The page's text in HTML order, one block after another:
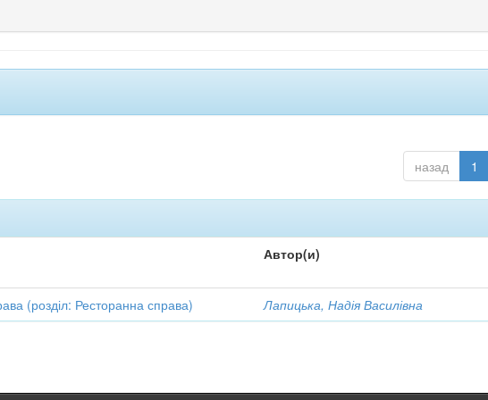
назад 1
Автор(и)
(розділ: Ресторанна справа) Лапицька, Надія Василівна